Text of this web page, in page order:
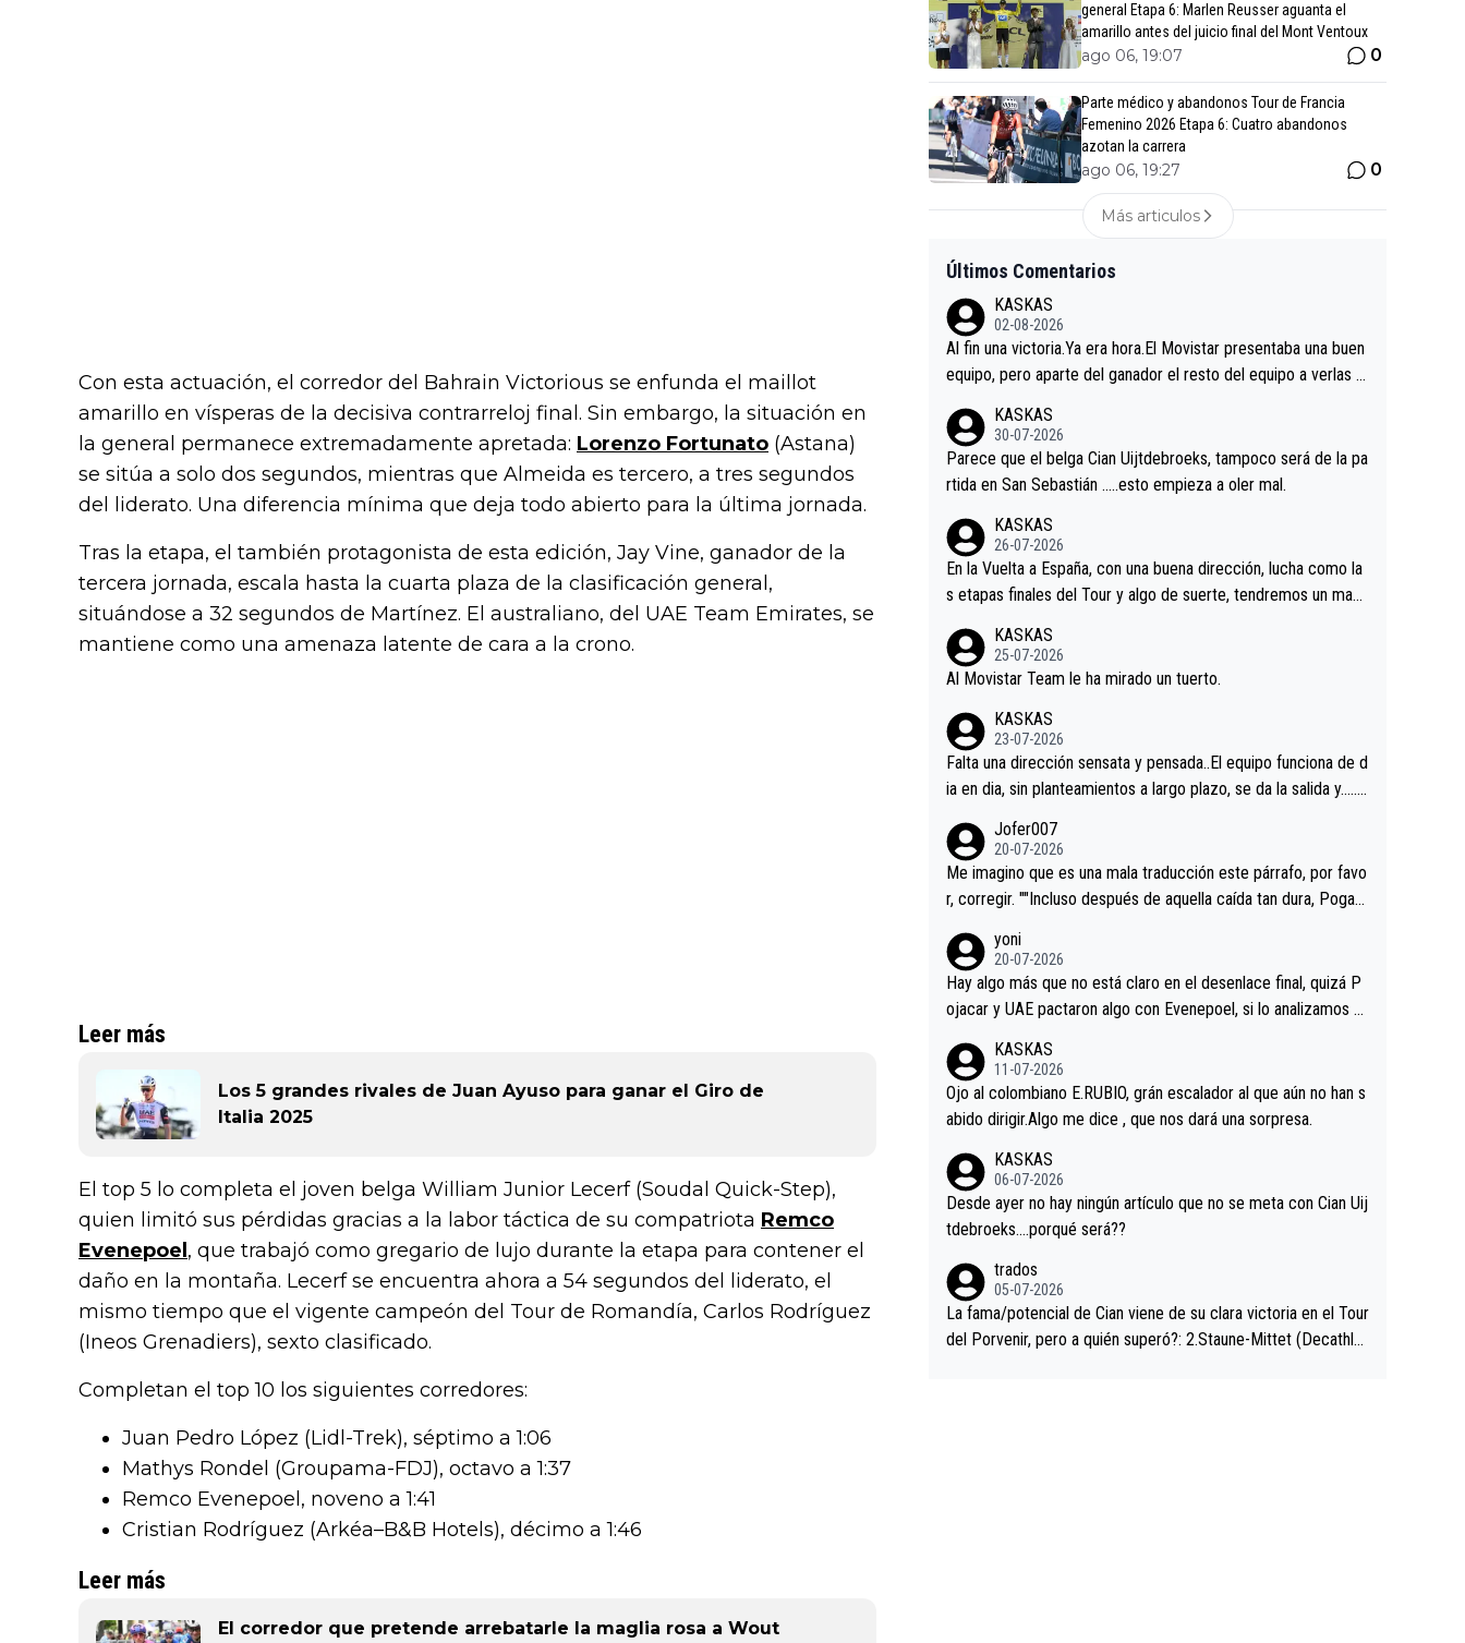
Con esta actuación, el corredor del Bahrain Victorious se enfunda el maillot
amarillo en vísperas de la decisiva contrarreloj final. Sin embargo, la situación en
la general permanece extremadamente apretada: Lorenzo Fortunato (Astana)
se sitúa a solo dos segundos, mientras que Almeida es tercero, a tres segundos
del liderato. Una diferencia mínima que deja todo abierto para la última jornada.
Tras la etapa, el también protagonista de esta edición, Jay Vine, ganador de la
tercera jornada, escala hasta la cuarta plaza de la clasificación general,
situándose a 32 segundos de Martínez. El australiano, del UAE Team Emirates, se
mantiene como una amenaza latente de cara a la crono.
Leer más
Los 5 grandes rivales de Juan Ayuso para ganar el Giro de
Italia 2025
El top 5 lo completa el joven belga William Junior Lecerf (Soudal Quick-Step),
quien limitó sus pérdidas gracias a la labor táctica de su compatriota Remco
Evenepoel , que trabajó como gregario de lujo durante la etapa para contener el
daño en la montaña. Lecerf se encuentra ahora a 54 segundos del liderato, el
mismo tiempo que el vigente campeón del Tour de Romandía, Carlos Rodríguez
(Ineos Grenadiers), sexto clasificado.
Completan el top 10 los siguientes corredores:
Juan Pedro López (Lidl-Trek), séptimo a 1:06
Mathys Rondel (Groupama-FDJ), octavo a 1:37
Remco Evenepoel, noveno a 1:41
Cristian Rodríguez (Arkéa–B&B Hotels), décimo a 1:46
Leer más
El corredor que pretende arrebatarle la maglia rosa a Wout
general Etapa 6: Marlen Reusser aguanta el
amarillo antes del juicio final del Mont Ventoux
ago 06, 19:07 0
Parte médico y abandonos Tour de Francia
Femenino 2026 Etapa 6: Cuatro abandonos
azotan la carrera
ago 06, 19:27 0
Más articulos
Últimos Comentarios
KASKAS
02-08-2026
Al fin una victoria.Ya era hora.El Movistar presentaba una buen
equipo, pero aparte del ganador el resto del equipo a verlas v
es.La única buena noticia es la mejoría de Enric Más en San S
ebastian.Si en la Vuelta a Burgos sigue la mejoría, podríamos t
ener alguna sorpresa en la Vuelta.Ojalá.
KASKAS
30-07-2026
Parece que el belga Cian Uijtdebroeks, tampoco será de la pa
rtida en San Sebastián …..esto empieza a oler mal.
KASKAS
26-07-2026
En la Vuelta a España, con una buena dirección, lucha como la
s etapas finales del Tour y algo de suerte, tendremos un magn
KASKAS
25-07-2026
Al Movistar Team le ha mirado un tuerto.
KASKAS
23-07-2026
Falta una dirección sensata y pensada..El equipo funciona de d
ia en dia, sin planteamientos a largo plazo, se da la salida y…..v
a, Minguez, Velez etc etc.Me da pena vivir estos momentos t
an tristes sin victorias.
Jofer007
20-07-2026
Me imagino que es una mala traducción este párrafo, por favo
r, corregir. ""Incluso después de aquella caída tan dura, Pogac
rd permaneció pegado a su rueda. Parecía increíble la forma
en la que era capaz de controlar el miedo", recordó."
yoni
20-07-2026
Hay algo más que no está claro en el desenlace final, quizá P
ojacar y UAE pactaron algo con Evenepoel, si lo analizamos P
casi sin pedalear, luego está el saludo con Evenepoel dándose
la mano de una manera muy fraternal, más allá de los típicos t
oques en el hombro con que saludaba a Vingegard. Ahí hubo u
o aprieta, a ver si por querer poner a Del Toro con calzador e
n posición de podio UAE y Pojacar se van complicar el tour.
KASKAS
11-07-2026
Ojo al colombiano E.RUBIO, grán escalador al que aún no han s
abido dirigir.Algo me dice , que nos dará una sorpresa.
KASKAS
06-07-2026
Desde ayer no hay ningún artículo que no se meta con Cian Uij
tdebroeks….porqué será??
trados
05-07-2026
La fama/potencial de Cian viene de su clara victoria en el Tour
del Porvenir, pero a quién superó?: 2.Staune-Mittet (Decathlo